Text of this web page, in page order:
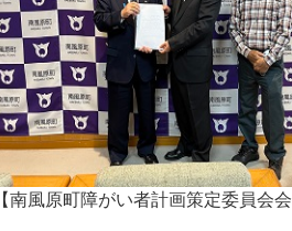
【南風原町障がい者計画策定委員会